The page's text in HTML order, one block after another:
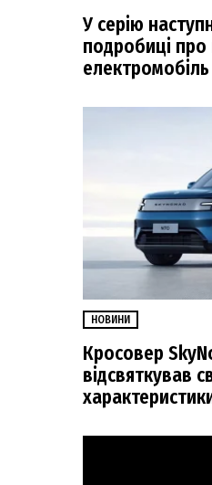
У серію
подробиці
НОВИНИ
Кросовер
відсвяткував